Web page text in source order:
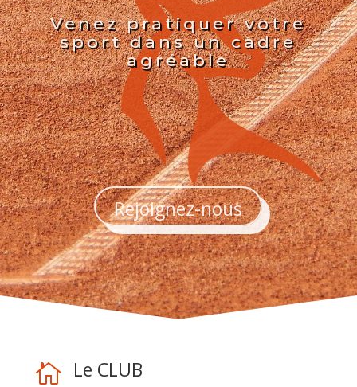
Venez pratiquer votre
sport dans un cadre
agréable
Rejoignez-nous
 Le CLUB